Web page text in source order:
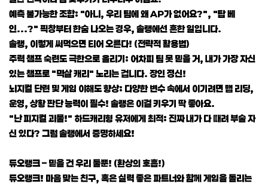
예측 불가능한 조합: "아니, 우리 팀에 왜 AP가 없어요?", "탑 베
인...?" 픽창부터 한숨 나오는 경우, 솔랭에선 흔한 일입니다.
솔랭, 이렇게 써먹으면 티어 오른다! (전략적 활용법)
주력 챔프 숙련도 극한으로 올리기: 어차피 팀 못 믿을 거, 내가 가장 자신
있는 챔프로 "멱살 캐리" 노리는 겁니다. 장인 정신!
뇌지컬 단련 및 게임 이해도 향상: 다양한 변수 속에서 이기려면 맵 리딩,
운영, 상황 판단 능력이 필수! 솔랭은 이걸 키우기 딱 좋아요.
"난 피지컬 괴물!" 하드캐리형 유저에게 최적: 진짜 내가 다 때려 부술 자
신 있다? 그럼 솔랭에서 증명하세요!
듀오랭크 – 믿을 건 우리 둘뿐! (환상의 호흡!)
듀오랭크! 마음 맞는 친구, 혹은 실력 좋은 파트너와 함께 게임을 돌리는